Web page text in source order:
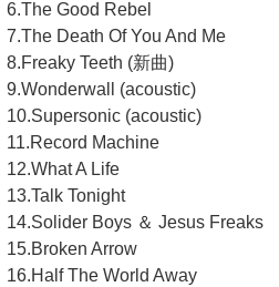
6.The Good Rebel
7.The Death Of You And Me
8.Freaky Teeth (新曲)
9.Wonderwall (acoustic)
10.Supersonic (acoustic)
11.Record Machine
12.What A Life
13.Talk Tonight
14.Solider Boys ＆ Jesus Freaks
15.Broken Arrow
16.Half The World Away